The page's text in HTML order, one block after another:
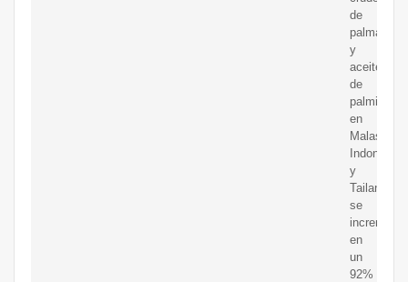
de
palma
y
aceite
de
palmiste
en
Malasia,
Indonesia
y
Tailandia
se
incrementó
en
un
92%